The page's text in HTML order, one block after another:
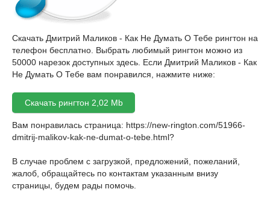
Скачать Дмитрий Маликов - Как Не Думать О Тебе рингтон на
телефон бесплатно. Выбрать любимый рингтон можно из
50000 нарезок доступных здесь. Если Дмитрий Маликов - Как
Не Думать О Тебе вам понравился, нажмите ниже:
Скачать рингтон 2,02 Mb
Вам понравилась страница: https://new-rington.com/51966-
dmitrij-malikov-kak-ne-dumat-o-tebe.html?
В случае проблем с загрузкой, предложений, пожеланий,
жалоб, обращайтесь по контактам указанным внизу
страницы, будем рады помочь.